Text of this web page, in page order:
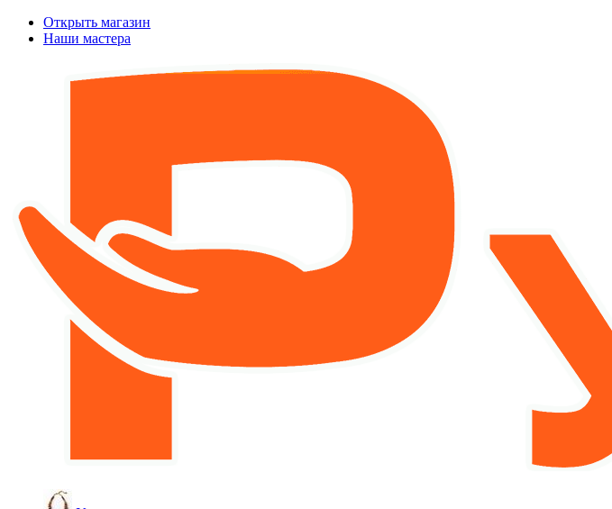
Открыть магазин
Наши мастера